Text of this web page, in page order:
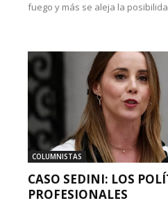
fuego y más se aleja la
COLUMNISTAS
CASO SEDINI: LOS
PROFESIONALES